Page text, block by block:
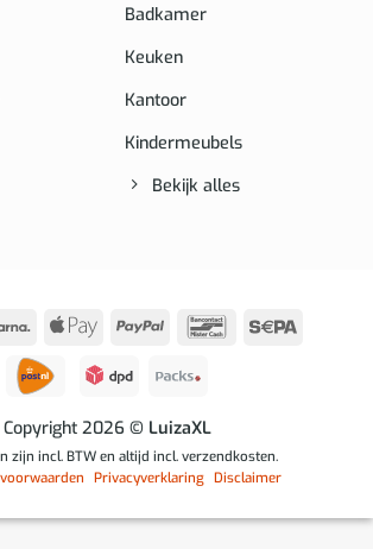
Badkamer
Keuken
Kantoor
Kindermeubels
Bekijk alles
Klarna
Apple
PayPal BancontactSepa
Copyright 2026 © LuizaXL
zijn incl. BTW en altijd incl. verzendkosten.
Privacyverklaring Disclaimer